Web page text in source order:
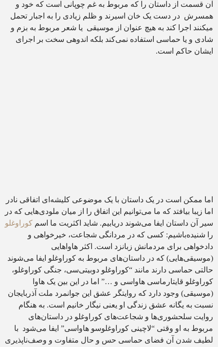
آن قسمت از داستان را که مربوط به غم چوپانی است که خود و
همسرش در دست یک خان اسیرند و ظلم زیادی را به اجبار تحمل
میکنند اجرا کند به هیچ عنوان از موسیقی یا شعر مربوط به بزم و
شادی و یا حماسی استفاده نمی‌کند بلکه اندوهی سخت بر اجرای
ایشان حاکم است.
اما ممکن است در یک داستان با یک موضوعی کلیشه‌ای اتفاقی نادر
اما زیبا بیافتد که ما می‌توانیم این اتفاق را از میان ملودی‌هایی که در
سیر آن داستان ایفا می‌شوند دریابیم. شاید اکثریت ما اسم کوراوغلو
را شنیده‌باشیم: کسی که در مردانگی شجاعت، خیرخواهی و
دادخواهی برای مردمانش زبانزد است. اکثر هاوا‌هایی
(موسیقی‌هایی) که در داستان‌های مربوط به کوراوغلو ایفا می‌شوند
حالتی حماسی دارند مانند “کوراوغلو دوبیتی‌سی، جنگی کوراوغلو،
کوراوغلو قایتارماسی هاواسی و …” اما در این بین یک هاوا
(موسیقی) وجود دارد که روایتگر عشق این جوانمرد ملت آذربایجان
نسبت به یگانه عشق زندگی او یعنی نیگار خانیم است. به هنگام
روایت سلحشوری‌ها و شجاعت‌های کوراوغلو در داستان‌های
مربوط به او وقتی “لاچینی کوراوغلوسو هاواسی” ایفا می‌شود با
لطیف شدن آن فضای حماسی حس و حال متفاوت و وصف‌ناپذیری